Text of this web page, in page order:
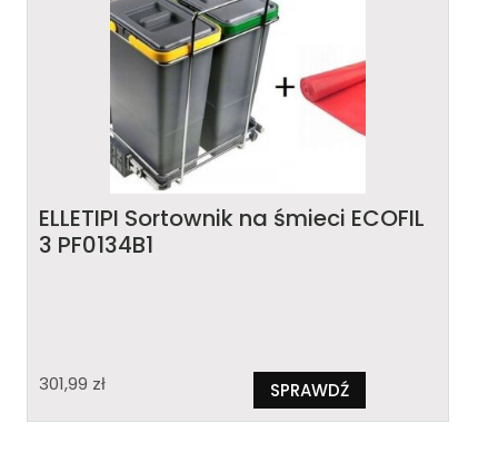
ELLETIPI Sortownik na śmieci ECOFIL
3 PF0134B1
301,99 zł SPRAWDŹ